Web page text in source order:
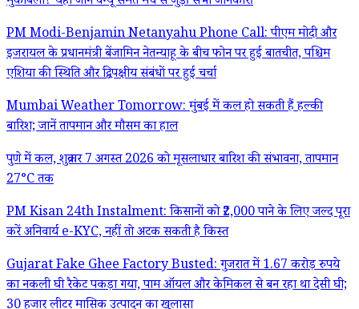
PM Modi-Benjamin Netanyahu Phone Call: पीएम मोदी और
इजरायल के प्रधानमंत्री बेंजामिन नेतन्याहू के बीच फोन पर हुई बातचीत, पश्चिम
एशिया की स्थिति और द्विपक्षीय संबंधों पर हुई चर्चा
Mumbai Weather Tomorrow: मुंबई में कल हो सकती हैं हल्की
बारिश; जानें तापमान और मौसम का हाल
पुणे में कल, शुक्रवार 7 अगस्त 2026 को मूसलाधार बारिश की संभावना, तापमान
27°C तक
PM Kisan 24th Instalment: किसानों को ₹2,000 पाने के लिए जल्द पूरा
करें अनिवार्य e-KYC, नहीं तो अटक सकती है किस्त
Gujarat Fake Ghee Factory Busted: गुजरात में 1.67 करोड़ रुपये
का नकली घी रैकेट पकड़ा गया, पाम ऑयल और केमिकल से बन रहा था देसी घी;